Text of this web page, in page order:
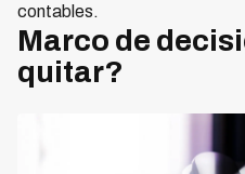
contables.
Marco de
quitar?